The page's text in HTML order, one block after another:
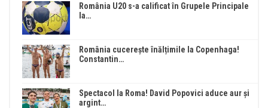
România U20 s-a calificat în Grupele Principale
la…
România cucerește înălțimile la Copenhaga!
Constantin…
Spectacol la Roma! David Popovici aduce aur și
argint…